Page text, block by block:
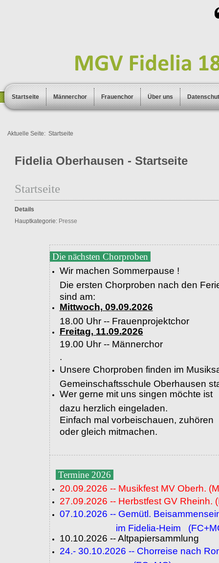
Startseite Männerchor Frauenchor Über uns
Aktuelle Seite: Startseite
Fidelia Oberhausen - Startseite
Startseite
Details
Hauptkategorie: Presse
Die nächsten Chorproben
Wir machen Sommerpause !
Die ersten Chorproben nach den
sind am:
Mittwoch, 09.09.2026
18.00 Uhr -- Frauenprojektchor
Freitag, 11.09.2026
19.00 Uhr -- Männerchor
.
Unsere Chorproben finden im
Gemeinschaftsschule Oberhausen
Wer gerne mit uns singen möchte ist
dazu herzlich eingeladen.
Einfach mal vorbeischauen, zuhören
oder gleich mitmachen.
Termine 2026
20.09.2026 -- Musikfest MV Oberh.
27.09.2026 -- Herbstfest GV Rheinh.
07.10.2026 -- Gemütl.
im Fidelia-Heim
10.10.2026 -- Altpapiersammlung
24.- 30.10.2026 -- Chorreise nach